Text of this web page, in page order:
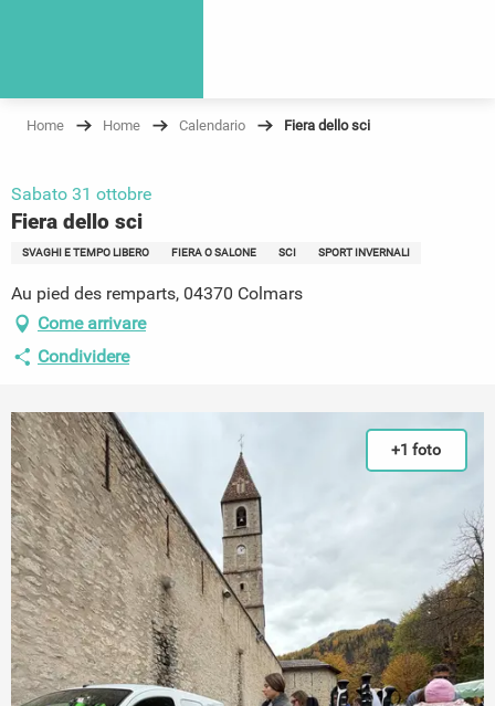
Home Home Calendario Fiera dello sci
Sabato 31 ottobre
Fiera dello sci
SVAGHI E TEMPO LIBERO FIERA O SALONE SCI SPORT INVERNALI
Au pied des remparts, 04370 Colmars
Come arrivare
Condividere
+1 foto